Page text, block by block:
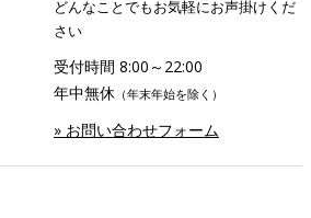
どんなことでもお気軽にお声掛けくだ
さい
受付時間 8:00～22:00
年中無休 （年末年始を除く）
» お問い合わせフォーム